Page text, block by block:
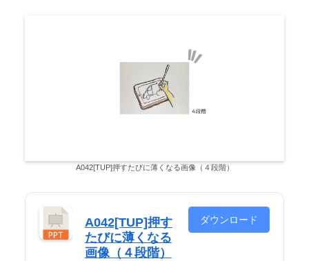
A042[TUP]押すたびに薄くなる画像（４段階）
A042[TUP]押す
たびに薄くなる
画像（４段階）
ダウンロード